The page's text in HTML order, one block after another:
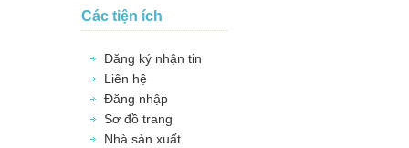
Các tiện ích
Đăng ký nhận tin
Liên hệ
Đăng nhập
Sơ đồ trang
Nhà sản xuất